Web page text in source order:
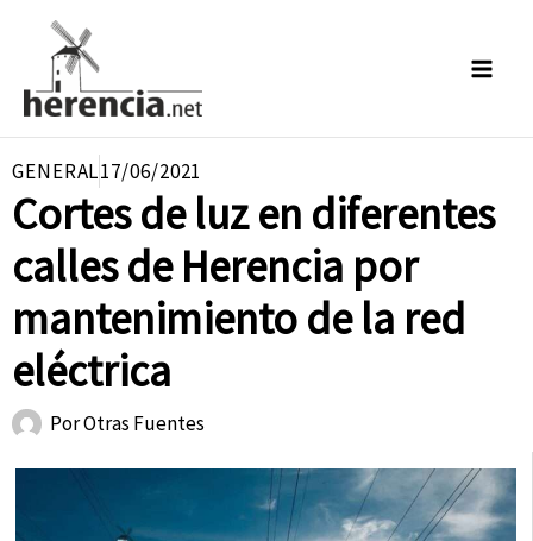
contenido
GENERAL17/06/2021
Cortes de luz en diferentes
calles de Herencia por
mantenimiento de la red
eléctrica
PorOtras Fuentes